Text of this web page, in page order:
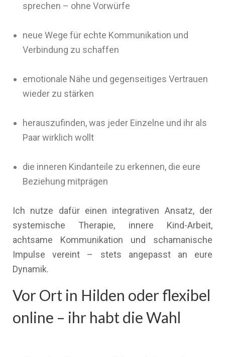
sprechen – ohne Vorwürfe
neue Wege für echte Kommunikation und
Verbindung zu schaffen
emotionale Nähe und gegenseitiges Vertrauen
wieder zu stärken
herauszufinden, was jeder Einzelne und ihr als
Paar wirklich wollt
die inneren Kindanteile zu erkennen, die eure
Beziehung mitprägen
Ich nutze dafür einen integrativen Ansatz, der
systemische Therapie, innere Kind-Arbeit,
achtsame Kommunikation und schamanische
Impulse vereint – stets angepasst an eure
Dynamik.
Vor Ort in Hilden oder flexibel
online – ihr habt die Wahl